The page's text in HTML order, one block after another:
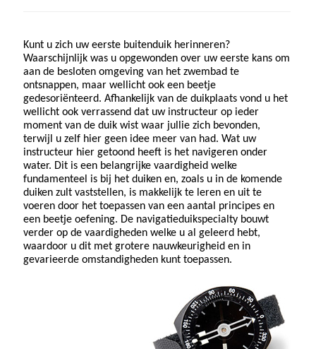
Kunt u zich uw eerste buitenduik herinneren?
Waarschijnlijk was u opgewonden over uw eerste kans om
aan de besloten omgeving van het zwembad te
ontsnappen, maar wellicht ook een beetje
gedesoriënteerd. Afhankelijk van de duikplaats vond u het
wellicht ook verrassend dat uw instructeur op ieder
moment van de duik wist waar jullie zich bevonden,
terwijl u zelf hier geen idee meer van had. Wat uw
instructeur hier getoond heeft is het navigeren onder
water. Dit is een belangrijke vaardigheid welke
fundamenteel is bij het duiken en, zoals u in de komende
duiken zult vaststellen, is makkelijk te leren en uit te
voeren door het toepassen van een aantal principes en
een beetje oefening. De navigatieduikspecialty bouwt
verder op de vaardigheden welke u al geleerd hebt,
waardoor u dit met grotere nauwkeurigheid en in
gevarieerde omstandigheden kunt toepassen.